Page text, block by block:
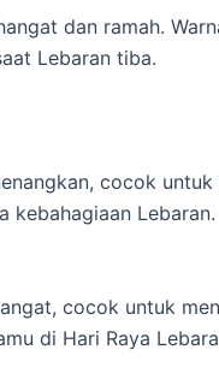
dan ramah.
Lebaran tiba.
cocok
kebahagiaan Lebaran.
cocok untuk
di Hari Raya